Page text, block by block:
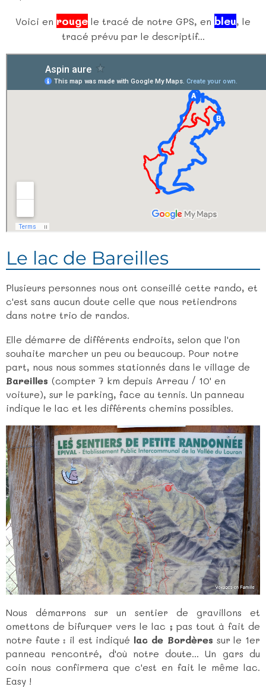
Voici en rouge le tracé de notre GPS, en bleu, le
tracé prévu par le descriptif...
Le lac de Bareilles
Plusieurs personnes nous ont conseillé cette rando, et
c'est sans aucun doute celle que nous retiendrons
dans notre trio de randos.
Elle démarre de différents endroits, selon que l'on
souhaite marcher un peu ou beaucoup. Pour notre
part, nous nous sommes stationnés dans le village de
Bareilles (compter 7 km depuis Arreau / 10' en
voiture), sur le parking, face au tennis. Un panneau
indique le lac et les différents chemins possibles.
Nous démarrons sur un sentier de gravillons et
omettons de bifurquer vers le lac ; pas tout à fait de
notre faute : il est indiqué lac de Bordères sur le 1er
panneau rencontré, d'où notre doute... Un gars du
coin nous confirmera que c'est en fait le même lac.
Easy !